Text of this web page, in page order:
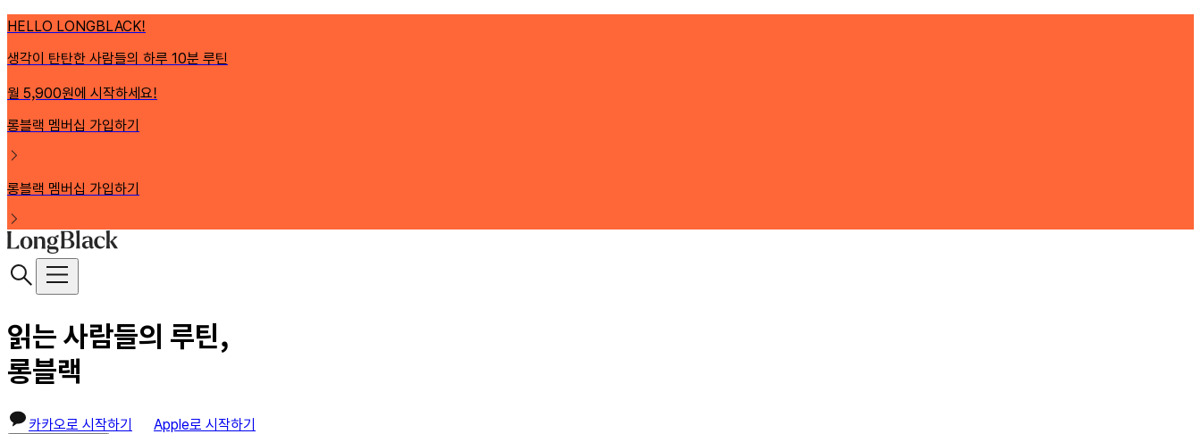
HELLO LONGBLACK!
생각이 탄탄한 사람들의 하루 10분 루틴
월 5,900원에 시작하세요!
롱블랙 멤버십 가입하기
롱블랙 멤버십 가입하기
읽는 사람들의 루틴,
롱블랙
카카오로 시작하기 Apple로 시작하기